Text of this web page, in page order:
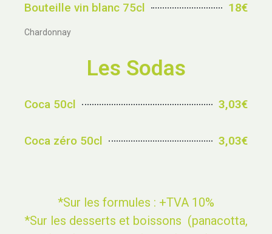
Bouteille vin blanc 75cl 18€
Chardonnay
Les Sodas
Coca 50cl 3,03€
Coca zéro 50cl 3,03€
*Sur les formules : +TVA 10%
*Sur les desserts et boissons (panacotta,